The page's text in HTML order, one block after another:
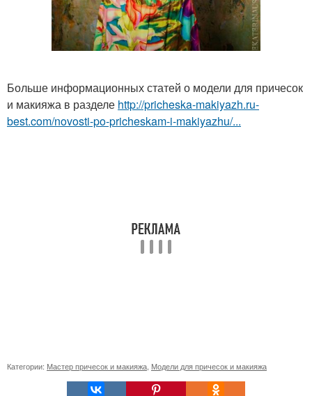
Больше информационных статей о модели для причесок
и макияжа в разделе http://pricheska-makiyazh.ru-
best.com/novosti-po-pricheskam-i-makiyazhu/...
Категории: Мастер причесок и макияжа Модели для причесок и макияжа